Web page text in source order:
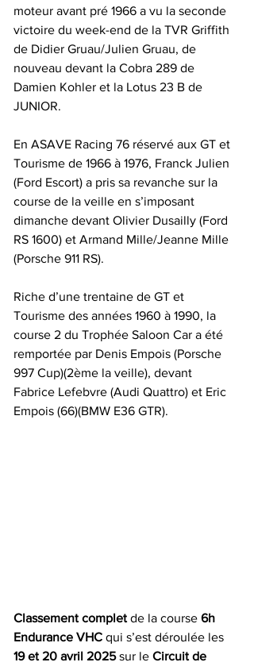
moteur avant pré 1966 a vu la seconde
victoire du week-end de la TVR Griffith
de Didier Gruau/Julien Gruau, de
nouveau devant la Cobra 289 de
Damien Kohler et la Lotus 23 B de
JUNIOR.
En ASAVE Racing 76 réservé aux GT et
Tourisme de 1966 à 1976, Franck Julien
(Ford Escort) a pris sa revanche sur la
course de la veille en s’imposant
dimanche devant Olivier Dusailly (Ford
RS 1600) et Armand Mille/Jeanne Mille
(Porsche 911 RS).
Riche d’une trentaine de GT et
Tourisme des années 1960 à 1990, la
course 2 du Trophée Saloon Car a été
remportée par Denis Empois (Porsche
997 Cup)(2ème la veille), devant
Fabrice Lefebvre (Audi Quattro) et Eric
Empois (66)(BMW E36 GTR).
Classement complet de la course 6h
Endurance VHC qui s’est déroulée les
19 et 20 avril 2025 sur le Circuit de